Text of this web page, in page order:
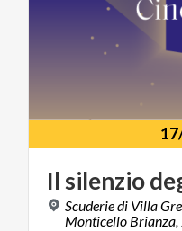
Il silenzio
Scuderie di Villa
Monticello